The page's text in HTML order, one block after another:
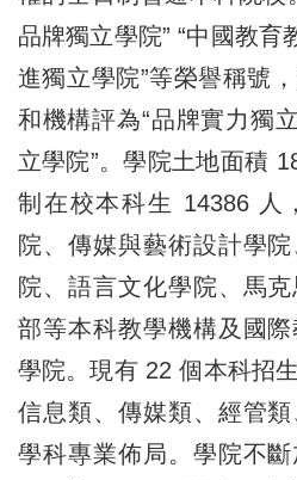
品牌獨立學院” “中國教育
進獨立學院”等榮譽稱號
和機構評為“品牌實力獨
立學院”。學院土地面積
制在校本科生 14386 人
院、傳媒與藝術設計學
院、語言文化學院、馬
部等本科教學機構及國
學院。現有 22 個本科招
信息類、傳媒類、經管
學科專業佈局。學院不斷